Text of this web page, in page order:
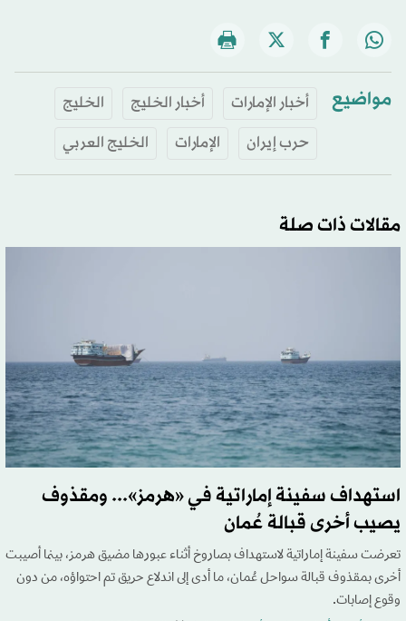
مواضيع أخبار الإمارات أخبار الخليج
الخليج
حرب إيران
الإمارات الخليج العربي
مقالات ذات صلة
استهداف سفينة إماراتية في «هرمز»... ومقذوف
يصيب أخرى قبالة عُمان
تعرضت سفينة إماراتية لاستهداف بصاروخ أثناء عبورها مضيق هرمز، بينما أصيبت
أخرى بمقذوف قبالة سواحل عُمان، ما أدى إلى اندلاع حريق تم احتواؤه، من دون
وقوع إصابات.